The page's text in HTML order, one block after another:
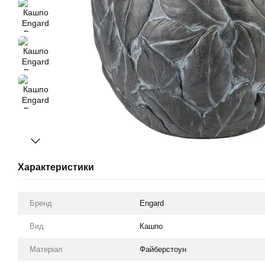
Характеристики
Бренд Engard
Вид Кашпо
Матеріал Файберстоун